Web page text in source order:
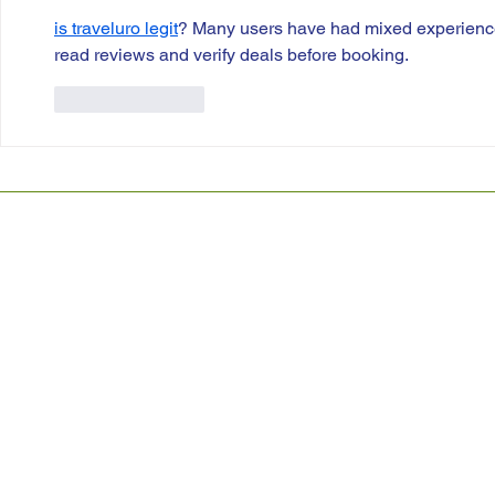
is traveluro legit? Many users have had mixed
read reviews and verify deals before booking.